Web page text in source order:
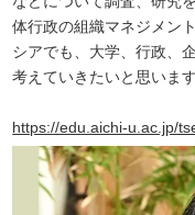
体行政の組織マネジメン
シアでも、大学、行政、
考えていきたいと思います
https://edu.aichi-u.ac.jp/